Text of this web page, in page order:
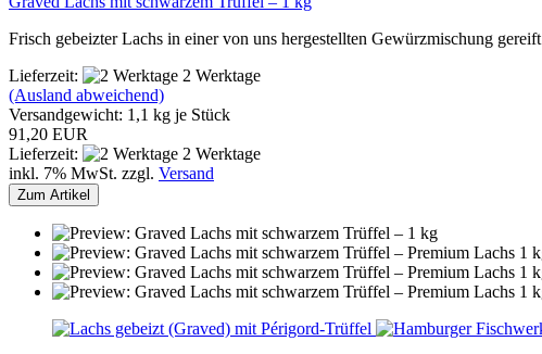
Frisch gebeizter Lachs in einer von uns hergestellten Gewürzmischung gereift
Lieferzeit:
2 Werktage
(Ausland abweichend)
Versandgewicht: 1,1 kg je Stück
91,20 EUR
Lieferzeit:
2 Werktage
inkl. 7% MwSt. zzgl. Versand
Zum Artikel